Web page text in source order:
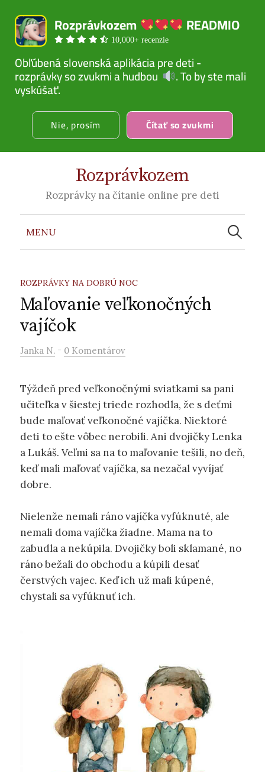
Rozprávkozem READMIO
10,000+ recenzie
Obľúbená slovenská aplikácia pre deti -
rozprávky so zvukmi a hudbou . To by ste mali
vyskúšať.
Čítať so zvukmi
Nie, prosím
Rozprávkozem
Rozprávky na čítanie online pre deti
MENU
Hľadať:
ROZPRÁVKY NA DOBRÚ NOC
Maľovanie veľkonočných
vajíčok
Janka N. - 0 Komentárov
Týždeň pred veľkonočnými sviatkami sa pani
učiteľka v šiestej triede rozhodla, že s deťmi
bude maľovať veľkonočné vajíčka. Niektoré
deti to ešte vôbec nerobili. Ani dvojičky Lenka
a Lukáš. Veľmi sa na to maľovanie tešili, no deň,
keď mali maľovať vajíčka, sa nezačal vyvíjať
dobre.
Nielenže nemali ráno vajíčka vyfúknuté, ale
nemali doma vajíčka žiadne. Mama na to
zabudla a nekúpila. Dvojičky boli sklamané, no
ráno bežali do obchodu a kúpili desať
čerstvých vajec. Keď ich už mali kúpené,
chystali sa vyfúknuť ich.